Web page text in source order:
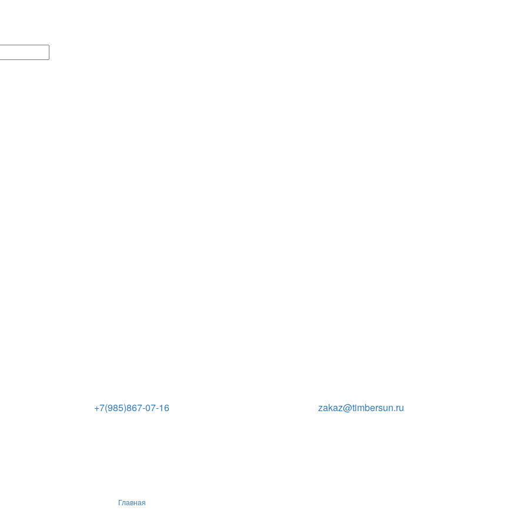
+7(985)867-07-16 zakaz@timbersun.ru
Главная